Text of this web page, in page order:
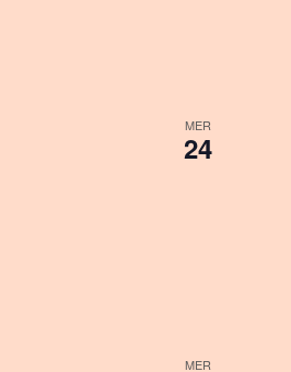
MER
24
MER